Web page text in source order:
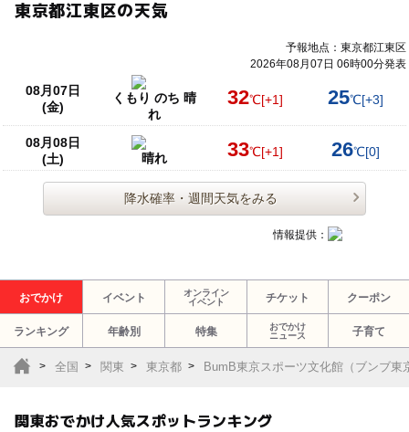
東京都江東区の天気
予報地点：東京都江東区
2026年08月07日 06時00分発表
08月07日
(金)
くもり のち 晴
れ
32℃[+1] 25℃[+3]
08月08日
(土)
晴れ 33℃[+1] 26℃[0]
降水確率・週間天気をみる
情報提供：
おでかけ イベント
オンライン
イベント
チケット クーポン
ランキング 年齢別 特集
おでかけ
ニュース
子育て
全国 関東 東京都 BumB東京スポーツ文化館（ブンブ東
関東おでかけ人気スポットランキング